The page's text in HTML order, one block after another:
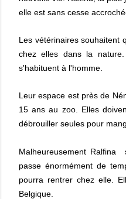
elle est sans cesse
Les vétérinaires souhaitent
chez elles dans la
s'habituent à l'homme.
Leur espace est près de
15 ans au zoo. Elles
débrouiller seules pour
Malheureusement
passe énormément de
pourra rentrer chez elle.
Belgique.